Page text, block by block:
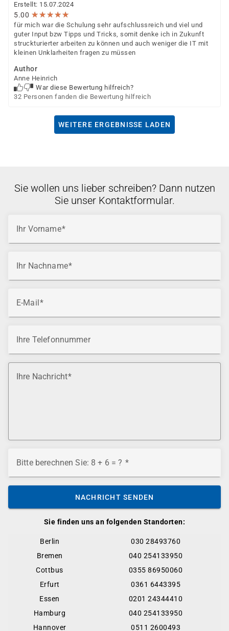
Erstellt: 15.07.2024
5.00 ★★★★★
★★★★★
für mich war die Schulung sehr aufschlussreich und viel und
guter Input bzw Tipps und Tricks, somit denke ich in Zukunft
struckturierter arbeiten zu können und auch weniger die IT mit
kleinen Unklarheiten fragen zu müssen
Author
Anne Heinrich
War diese Bewertung hilfreich?
32 Personen fanden die Bewertung hilfreich
WEITERE ERGEBNISSE LADEN
Sie finden uns an folgenden Standorten:
Berlin
030 28493760
Bremen
040 254133950
Cottbus
0355 86950060
Erfurt
0361 6443395
Essen
0201 24344410
Hamburg
040 254133950
Hannover
0511 2600493
Sie wollen uns lieber schreiben? Dann nutzen
Sie unser Kontaktformular.
Ihr Vorname
Ihr Nachname
E-Mail
Ihre Telefonnummer
Ihre Nachricht
Bitte berechnen Sie: 8 + 6 = ?
NACHRICHT SENDEN